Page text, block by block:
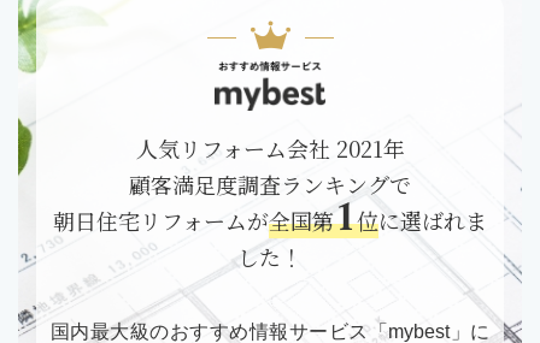
人気リフォーム会社 2021年
顧客満足度調査ランキングで
朝日住宅リフォームが全国第1位に選ばれま
した！
国内最大級のおすすめ情報サービス「mybest」に